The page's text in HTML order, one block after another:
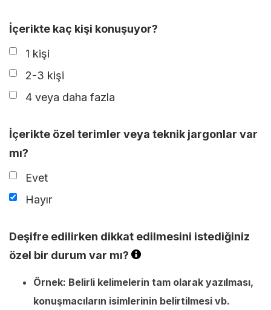
İçerikte kaç kişi konuşuyor?
1 kişi
2-3 kişi
4 veya daha fazla
İçerikte özel terimler veya teknik jargonlar var
mı?
Evet
Hayır
Deşifre edilirken dikkat edilmesini istediğiniz
özel bir durum var mı?
Örnek: Belirli kelimelerin tam olarak yazılması,
konuşmacıların isimlerinin belirtilmesi vb.